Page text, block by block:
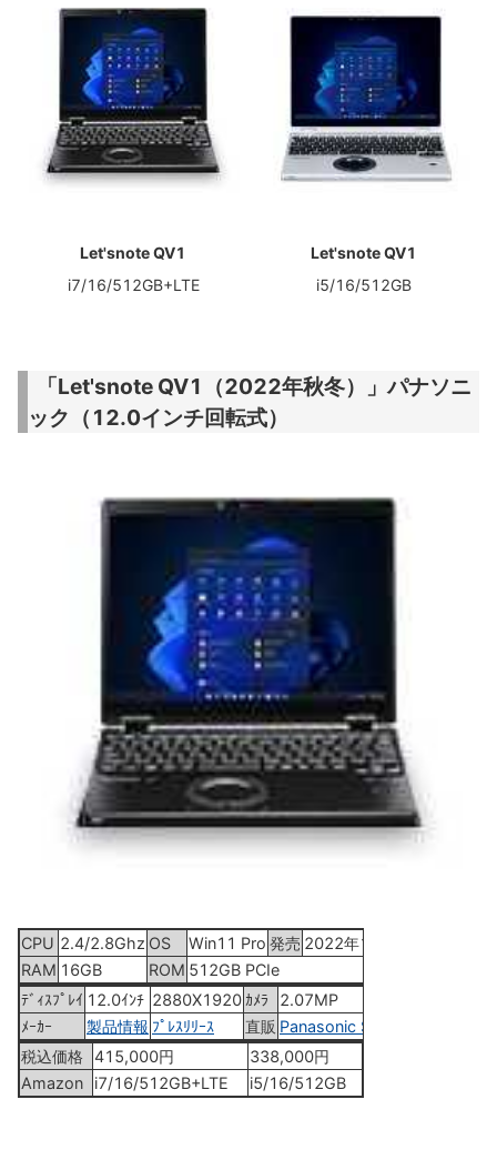
Let'snote QV1
i7/16/512GB+LTE
Let'snote QV1
i5/16/512GB
「Let'snote QV1（2022年秋冬）」パナソニ
ック（12.0インチ回転式）
CPU 2.4/2.8Ghz OS Win11 Pro 発売 2022年11月11日
RAM 16GB ROM 512GB PCIe
ﾃﾞｨｽﾌﾟﾚｲ 12.0ｲﾝﾁ 2880X1920 ｶﾒﾗ
2.07MP
ﾒｰｶｰ
製品情報 ﾌﾟﾚｽﾘﾘｰｽ 直販 Panasonic Store
税込価格
415,000円
338,000円
Amazon
i7/16/512GB+LTE i5/16/512GB